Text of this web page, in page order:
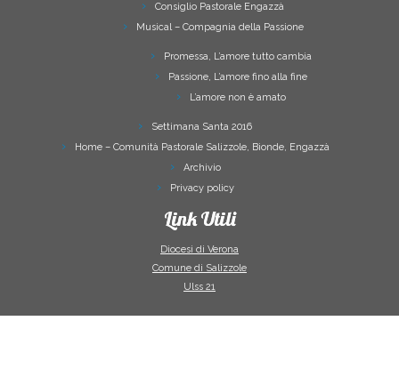
Consiglio Pastorale Engazzà
Musical – Compagnia della Passione
Promessa, L’amore tutto cambia
Passione, L’amore fino alla fine
L’amore non è amato
Settimana Santa 2016
Home – Comunità Pastorale Salizzole, Bionde, Engazzà
Archivio
Privacy policy
Link Utili
Diocesi di Verona
Comune di Salizzole
Ulss 21